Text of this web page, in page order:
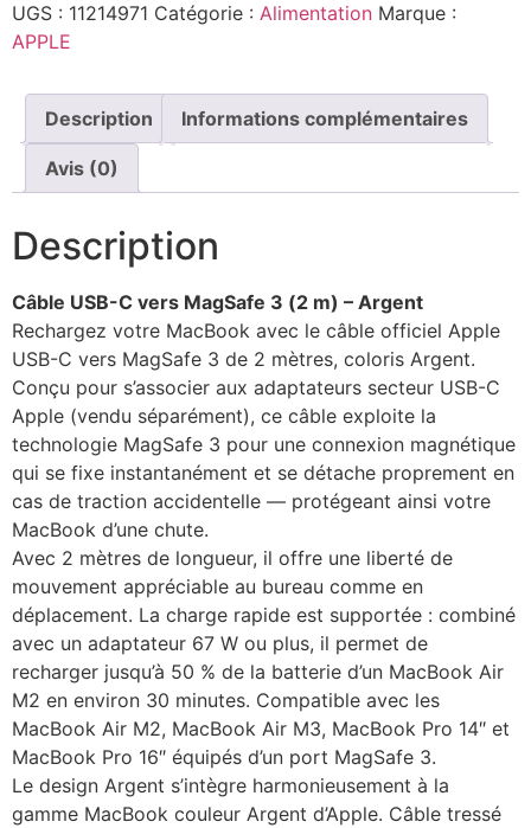
UGS : 11214971 Catégorie : Alimentation Marque :
APPLE
Description Informations complémentaires
Avis (0)
Description
Câble USB-C vers MagSafe 3 (2 m) – Argent
Rechargez votre MacBook avec le câble officiel Apple
USB-C vers MagSafe 3 de 2 mètres, coloris Argent.
Conçu pour s’associer aux adaptateurs secteur USB-C
Apple (vendu séparément), ce câble exploite la
technologie MagSafe 3 pour une connexion magnétique
qui se fixe instantanément et se détache proprement en
cas de traction accidentelle — protégeant ainsi votre
MacBook d’une chute.
Avec 2 mètres de longueur, il offre une liberté de
mouvement appréciable au bureau comme en
déplacement. La charge rapide est supportée : combiné
avec un adaptateur 67 W ou plus, il permet de
recharger jusqu’à 50 % de la batterie d’un MacBook Air
M2 en environ 30 minutes. Compatible avec les
MacBook Air M2, MacBook Air M3, MacBook Pro 14″ et
MacBook Pro 16″ équipés d’un port MagSafe 3.
Le design Argent s’intègre harmonieusement à la
gamme MacBook couleur Argent d’Apple. Câble tressé